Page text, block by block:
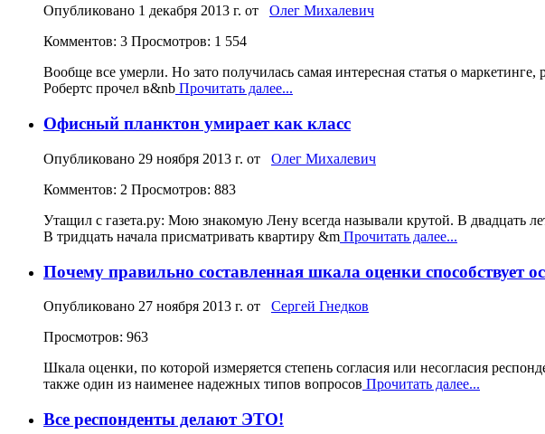
Опубликовано 1 декабря 2013 г. от Олег Михалевич
Комментов: 3 Просмотров: 1 554
Вообще все умерли. Но зато получилась самая интересная статья о
Робертс прочел в&nb Прочитать далее...
Офисный планктон умирает как класс
Опубликовано 29 ноября 2013 г. от Олег Михалевич
Комментов: 2 Просмотров: 883
Утащил с газета.ру: Мою знакомую Лену всегда называли крутой. В двадцать
В тридцать начала присматривать квартиру &m Прочитать далее...
Почему правильно составленная шкала оценки способствует
Опубликовано 27 ноября 2013 г. от Сергей Гнедков
Просмотров: 963
Шкала оценки, по которой измеряется степень согласия или несогласия
также один из наименее надежных типов вопросов Прочитать далее...
Все респонденты делают ЭТО!